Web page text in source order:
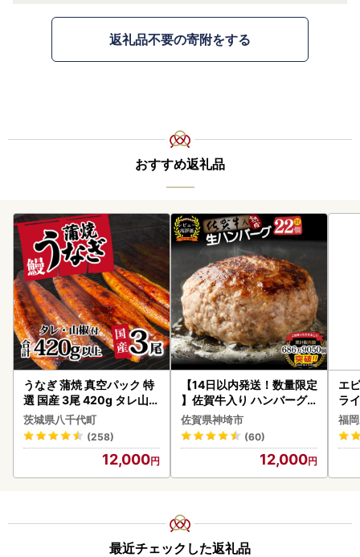
返礼品不要の寄附をする
おすすめ返礼品
うなぎ 蒲焼 真空パック 特
選 国産 3尾 420g タレ山椒
付き うな重 ひつまぶし 訳
あり 茨城 ウナギ 鰻 個包装
人気 美味しい 小分け 八千
茨城県八千代町
(258)
12,000
【14日以内発送！数量限定
】佐賀牛入り ハンバーグ 2
2個 2.6kg(120g×22個)(H
083106)
佐賀県神埼市
(60)
12,000
エ
ライ
福
最近チェックした返礼品